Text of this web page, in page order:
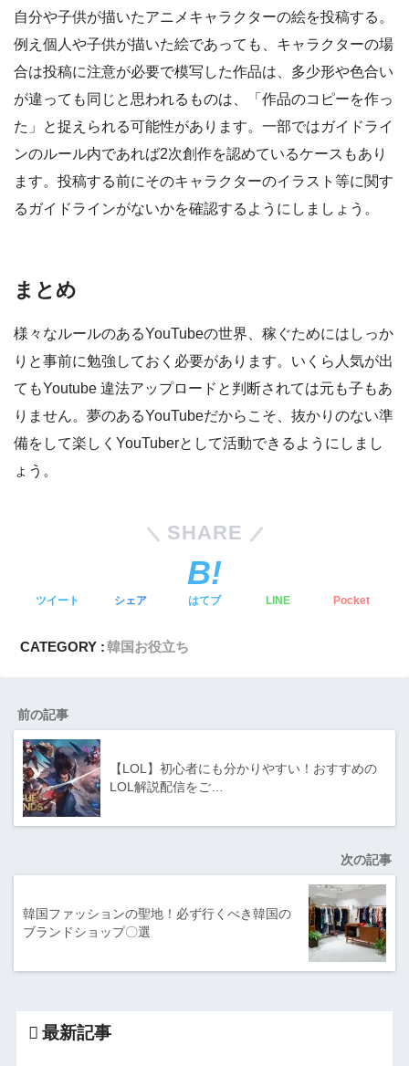
自分や子供が描いたアニメキャラクターの絵を投稿する。
例え個人や子供が描いた絵であっても、キャラクターの場
合は投稿に注意が必要で模写した作品は、多少形や色合い
が違っても同じと思われるものは、「作品のコピーを作っ
た」と捉えられる可能性があります。一部ではガイドライ
ンのルール内であれば2次創作を認めているケースもあり
ます。投稿する前にそのキャラクターのイラスト等に関す
るガイドラインがないかを確認するようにしましょう。
まとめ
様々なルールのあるYouTubeの世界、稼ぐためにはしっか
りと事前に勉強しておく必要があります。いくら人気が出
てもYoutube 違法アップロードと判断されては元も子もあ
りません。夢のあるYouTubeだからこそ、抜かりのない準
備をして楽しくYouTuberとして活動できるようにしまし
ょう。
SHARE
ツイート シェア はてブ LINE Pocket
CATEGORY :韓国お役立ち
前の記事
【LOL】初心者にも分かりやすい！おすすめの
LOL解説配信をご…
次の記事
韓国ファッションの聖地！必ず行くべき韓国の
ブランドショップ〇選
最新記事